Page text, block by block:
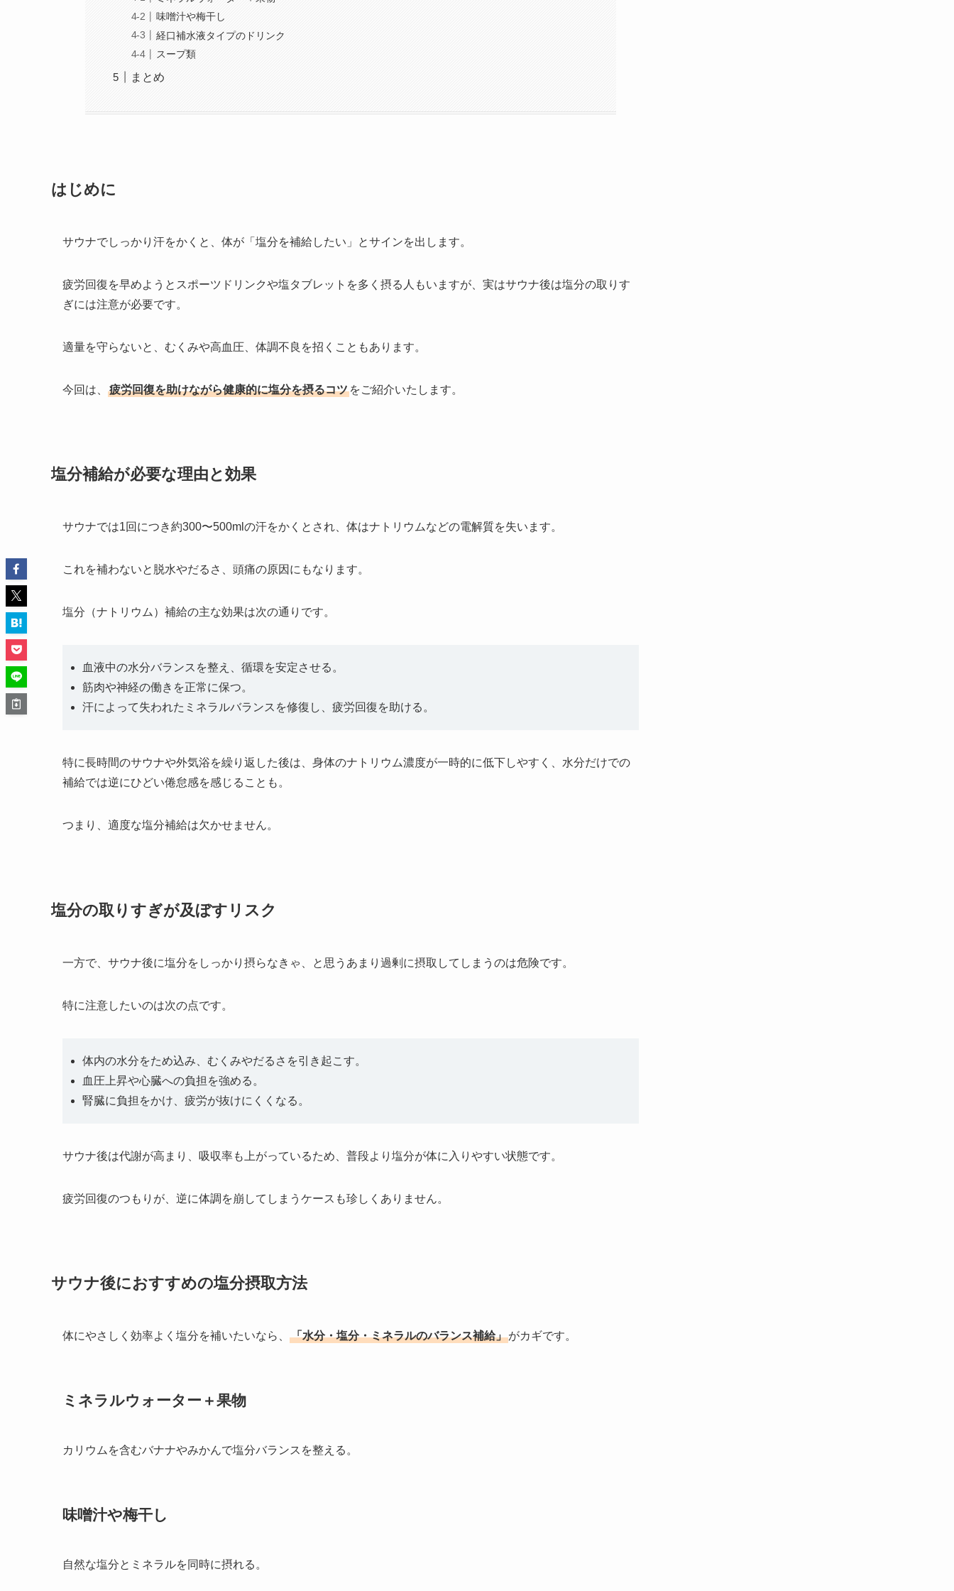
味噌汁や梅干し
経口補水液タイプのドリンク
スープ類
まとめ
はじめに
サウナでしっかり汗をかくと、体が「塩分を補給したい」とサインを出します。
疲労回復を早めようとスポーツドリンクや塩タブレットを多く摂る人もいますが、実はサウナ後は塩分の取りす
ぎには注意が必要です。
適量を守らないと、むくみや高血圧、体調不良を招くこともあります。
今回は、 疲労回復を助けながら健康的に塩分を摂るコツ をご紹介いたします。
塩分補給が必要な理由と効果
サウナでは1回につき約300〜500mlの汗をかくとされ、体はナトリウムなどの電解質を失います。
これを補わないと脱水やだるさ、頭痛の原因にもなります。
塩分（ナトリウム）補給の主な効果は次の通りです。
血液中の水分バランスを整え、循環を安定させる。
筋肉や神経の働きを正常に保つ。
汗によって失われたミネラルバランスを修復し、疲労回復を助ける。
特に長時間のサウナや外気浴を繰り返した後は、身体のナトリウム濃度が一時的に低下しやすく、水分だけでの
補給では逆にひどい倦怠感を感じることも。
つまり、適度な塩分補給は欠かせません。
塩分の取りすぎが及ぼすリスク
一方で、サウナ後に塩分をしっかり摂らなきゃ、と思うあまり過剰に摂取してしまうのは危険です。
特に注意したいのは次の点です。
体内の水分をため込み、むくみやだるさを引き起こす。
血圧上昇や心臓への負担を強める。
腎臓に負担をかけ、疲労が抜けにくくなる。
サウナ後は代謝が高まり、吸収率も上がっているため、普段より塩分が体に入りやすい状態です。
疲労回復のつもりが、逆に体調を崩してしまうケースも珍しくありません。
サウナ後におすすめの塩分摂取方法
体にやさしく効率よく塩分を補いたいなら、 「水分・塩分・ミネラルのバランス補給」がカギです。
ミネラルウォーター＋果物
カリウムを含むバナナやみかんで塩分バランスを整える。
味噌汁や梅干し
自然な塩分とミネラルを同時に摂れる。